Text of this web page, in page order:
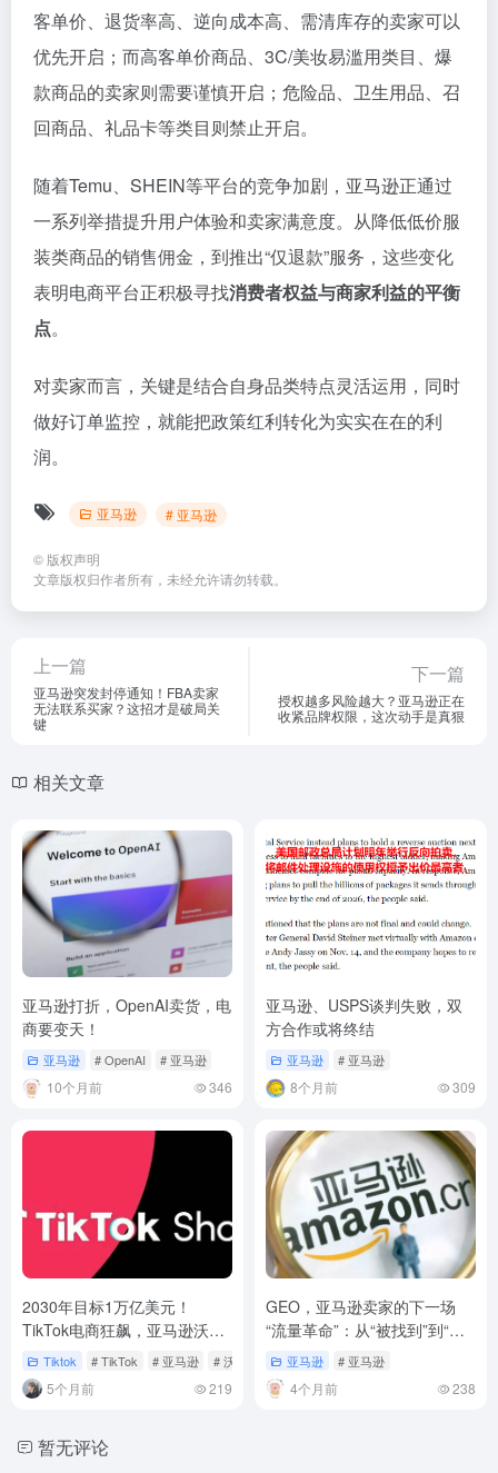
客单价、退货率高、逆向成本高、需清库存的卖家可以
优先开启；而高客单价商品、3C/美妆易滥用类目、爆
款商品的卖家则需要谨慎开启；危险品、卫生用品、召
回商品、礼品卡等类目则禁止开启。
随着Temu、SHEIN等平台的竞争加剧，亚马逊正通过
一系列举措提升用户体验和卖家满意度。从降低低价服
装类商品的销售佣金，到推出“仅退款”服务，这些变化
表明电商平台正积极寻找消费者权益与商家利益的平衡
点。
对卖家而言，关键是结合自身品类特点灵活运用，同时
做好订单监控，就能把政策红利转化为实实在在的利
润。
亚马逊 # 亚马逊
© 版权声明
文章版权归作者所有，未经允许请勿转载。
上一篇
亚马逊突发封停通知！FBA卖家
无法联系买家？这招才是破局关
键
下一篇
授权越多风险越大？亚马逊正在
收紧品牌权限，这次动手是真狠
相关文章
亚马逊打折，OpenAI卖货，电
商要变天！
亚马逊 # OpenAI # 亚马逊
10个月前 346
亚马逊、USPS谈判失败，双
方合作或将终结
亚马逊 # 亚马逊
8个月前 309
2030年目标1万亿美元！
TikTok电商狂飙，亚马逊沃尔
玛都慌了
Tiktok # TikTok # 亚马逊 # 沃尔玛
5个月前 219
GEO，亚马逊卖家的下一场
“流量革命”：从“被找到”到“被
推荐”亚马逊 # 亚马逊
4个月前 238
暂无评论